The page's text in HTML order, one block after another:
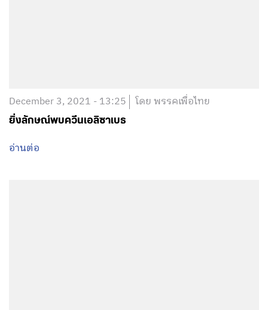
December 3, 2021 - 13:25 โดย พรรคเพื่อไทย
ยิ่งลักษณ์พบควีนเอลิซาเบธ
อ่านต่อ